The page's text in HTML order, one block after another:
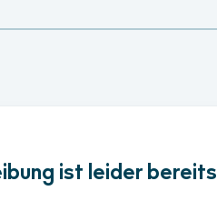
ist leider bereits